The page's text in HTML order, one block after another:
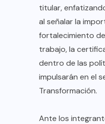
titular,
al señalar la
fortalecimiento
trabajo, la
dentro de las
impulsarán en el
Transformación.
Ante los